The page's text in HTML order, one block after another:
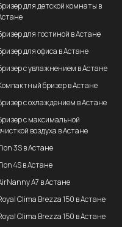
для детской комнаты в
для гостиной в Астане
для офиса в Астане
с увлажнением в Астане
бризер в Астане
с охлаждением в Астане
с максимальной
воздуха в Астане
3S в Астане
4S в Астане
A7 в Астане
Clima Brezza 150 в Астане
Clima Brezza 150 в Астане